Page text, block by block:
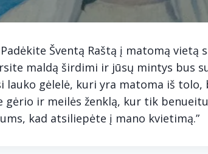
Šventą Raštą į matomą vietą
maldą širdimi ir jūsų mintys bus
lauko gėlelė, kuri yra matoma iš
gėrio ir meilės ženklą, kur tik
kad atsiliepėte į mano kvietimą.”